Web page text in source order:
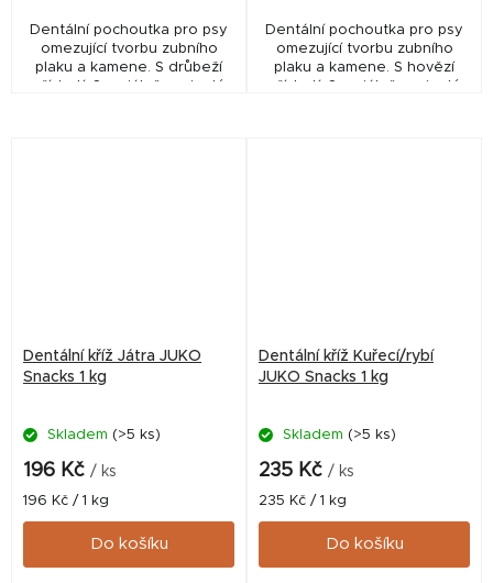
Dentální pochoutka pro psy
omezující tvorbu zubního
plaku a kamene. S drůbeží
Dentální pochoutka pro psy
omezující tvorbu zubního
plaku a kamene. S hovězí
Dentální kříž Játra JUKO
Snacks 1 kg
Skladem (>5 ks)
196 Kč / ks
Měrná
cena:
196 Kč / 1 kg
Do košíku
Dentální kříž Kuřecí/rybí
JUKO Snacks 1 kg
Skladem (>5 ks)
235 Kč / ks
Měrná
cena:
235 Kč / 1 kg
Do košíku